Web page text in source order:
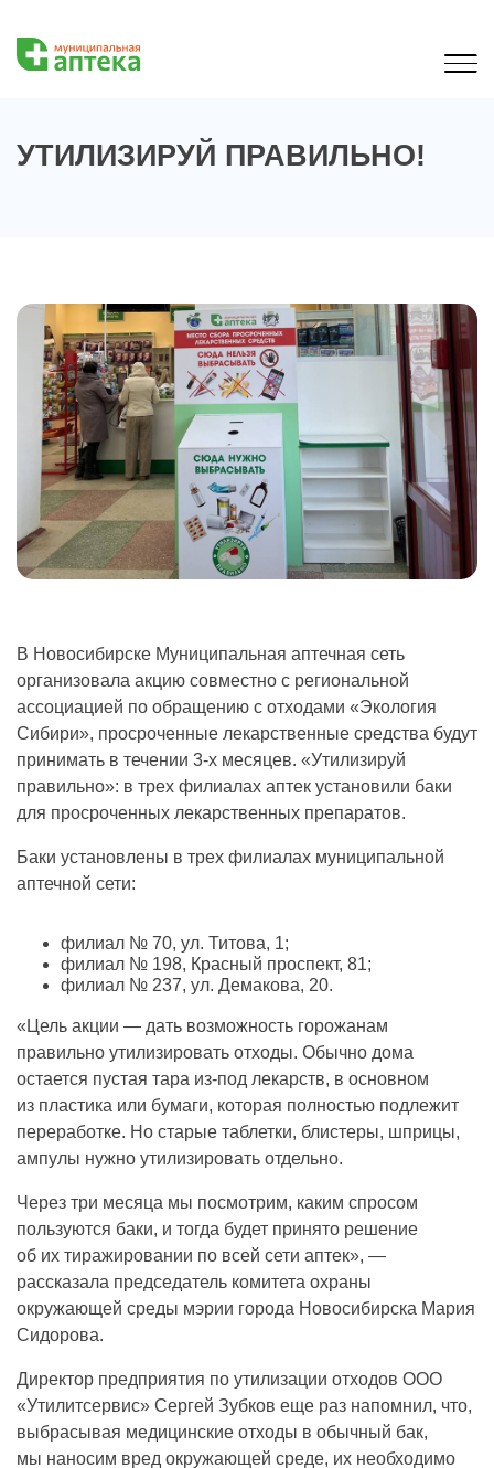
УТИЛИЗИРУЙ ПРАВИЛЬНО!
В Новосибирске Муниципальная аптечная сеть
организовала акцию совместно с региональной
ассоциацией по обращению с отходами «Экология
Сибири», просроченные лекарственные средства будут
принимать в течении 3-х месяцев. «Утилизируй
правильно»: в трех филиалах аптек установили баки
для просроченных лекарственных препаратов.
Баки установлены в трех филиалах муниципальной
аптечной сети:
филиал № 70, ул. Титова, 1;
филиал № 198, Красный проспект, 81;
филиал № 237, ул. Демакова, 20.
«Цель акции — дать возможность горожанам
правильно утилизировать отходы. Обычно дома
остается пустая тара из-под лекарств, в основном
из пластика или бумаги, которая полностью подлежит
переработке. Но старые таблетки, блистеры, шприцы,
ампулы нужно утилизировать отдельно.
Через три месяца мы посмотрим, каким спросом
пользуются баки, и тогда будет принято решение
об их тиражировании по всей сети аптек», —
рассказала председатель комитета охраны
окружающей среды мэрии города Новосибирска Мария
Сидорова.
Директор предприятия по утилизации отходов ООО
«Утилитсервис» Сергей Зубков еще раз напомнил, что,
выбрасывая медицинские отходы в обычный бак,
мы наносим вред окружающей среде, их необходимо